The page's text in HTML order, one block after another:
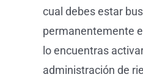
cual debes estar
permanentemente
lo encuentras
administración de